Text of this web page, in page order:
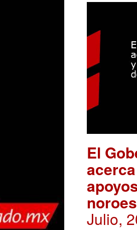
El
Julio,